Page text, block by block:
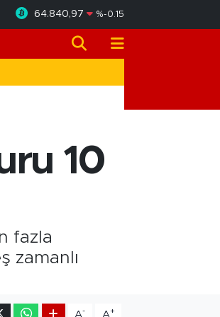
64.840,97 %-0.15
10
fazla
zamanlı
A- A+